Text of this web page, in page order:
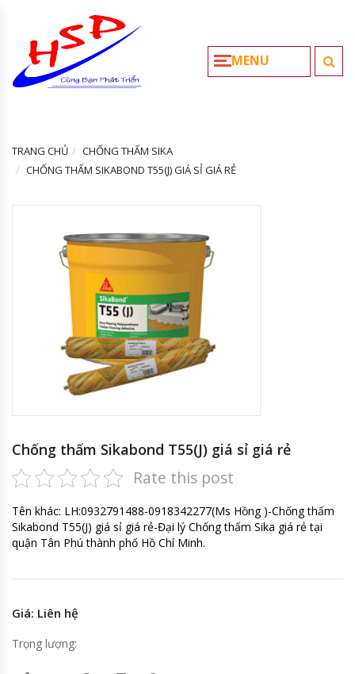
MENU
TRANG CHỦ
CHỐNG THẤM SIKA
CHỐNG THẤM SIKABOND T55(J) GIÁ SỈ GIÁ RẺ
Chống thấm Sikabond T55(J) giá sỉ giá rẻ
Rate this post
Tên khác: LH:0932791488-0918342277(Ms Hồng )-Chống thấm
Sikabond T55(J) giá sỉ giá rẻ-Đại lý Chống thấm Sika giá rẻ tại
quận Tân Phú thành phố Hồ Chí Minh.
Giá: Liên hệ
Trọng lượng: